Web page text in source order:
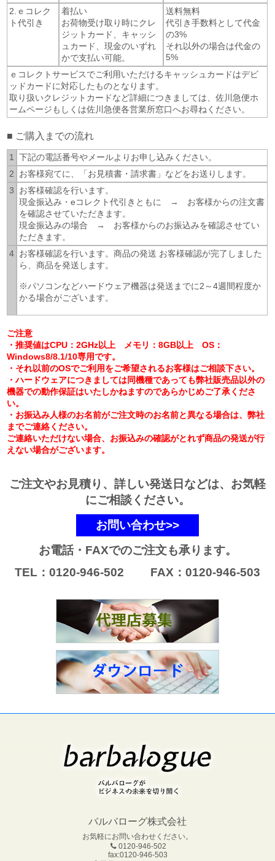
2.ｅコレク
ト代引き
着払い
お荷物受け取り時にクレ
ジットカード、キャッシ
ュカード、現金のいずれ
かで支払い可能。
送料無料
代引き手数料として代金
の3%
それ以外の場合は代金の
5%
ｅコレクトサービスでご利用いただけるキャッシュカードはデビ
ッドカードに対応したものとなります。
取り扱いクレジットカードなど詳細につきましては、佐川急便ホ
ームページもしくは佐川急便各営業所窓口へお尋ねください。
■ ご購入までの流れ
1
下記の電話番号やメールよりお申し込みください。
2
お客様宛てに、「お見積書・請求書」などをお送りします。
3
お客様確認を行います。
現金振込み・eコレクト代引きともに → お客様からの注文書
を確認させていただきます。
現金振込みの場合 → お客様からのお振込みを確認させてい
ただきます。
4 お客様確認を行います。商品の発送 お客様確認が完了しました
ら、商品を発送します。
※パソコンなどハードウェア機器は発送までに2～4週間程度か
かる場合がございます。
ご注意
・推奨値はCPU：2GHz以上 メモリ：8GB以上 OS：
Windows8/8.1/10専用です。
・それ以前のOSでご利用をご希望されるお客様はご相談下さい。
・ハードウェアにつきましては同機種であっても弊社販売品以外の
機器での動作保証はいたしかねますのであらかじめご了承くださ
い。
・お振込み人様のお名前がご注文時のお名前と異なる場合は、弊社
までご連絡ください。
ご連絡いただけない場合、お振込みの確認がとれず商品の発送が行
えない場合がございます。
ご注文やお見積り、詳しい発送日などは、お気軽
にご相談ください。
お問い合わせ>>
お電話・FAXでのご注文も承ります。
TEL：0120-946-502 FAX：0120-946-503
バルバローグ株式会社
お気軽にお問い合わせください。
0120-946-502
fax:0120-946-503